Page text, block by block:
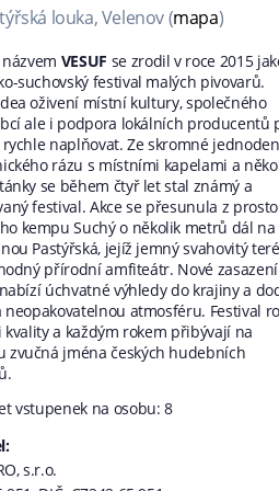
louka, Velenov (mapa)
VESUF se zrodil v roce 2015
suchovský festival malých pivovarů.
oživení místní kultury, společného
ale i podpora lokálních producentů
rychle naplňovat. Ze skromné
rázu s místními kapelami a
se během čtyř let stal známý a
festival. Akce se přesunula z
kempu Suchý o několik metrů dál na
Pastýřská, jejíž jemný svahovitý
přírodní amfiteátr. Nové zasazení
úchvatné výhledy do krajiny a
neopakovatelnou atmosféru. Festival
kvality a každým rokem přibývají na
zvučná jména českých hudebních
vstupenek na osobu: 8
s.r.o.